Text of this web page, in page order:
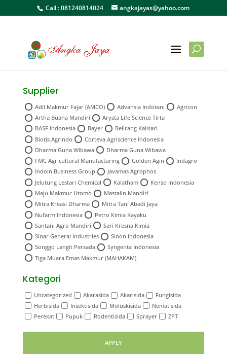
Call :081240814024 angkajayas@yahoo.com
Supplier
Adil Makmur Fajar (AMCO) Advansia Indotani
Agricon
Artha Buana Mandiri
Arysta Life Science Tirta
BASF Indonesia
Bayer
Belirang Kalisari
Biotis Agrindo
Corteva Agriscience Indonesia
Dharma Guna Wibawa
Dharma Guna Wibawa
FMC Agricultural Manufacturing
Golden Agin
Indagro
Indoin Business Group
Javamas Agrophos
Jelutung Lestari Chemical
Kalatham
Kenso Indonesia
Maju Makmur Utomo
Mastalin Mandiri
Mitra Kreasi Dharma
Mitra Tani Abadi Jaya
Nufarm Indonesia
Petro Kimia Kayaku
Santani Agro Mandiri
Sari Kresna Kimia
Sinar General Industries
Sinon Indonesia
Songgo Langit Persada
Syngenta Indonesia
Tiga Muara Emas Makmur (MAHAKAM)
Kategori
Uncategorized Akarasida Akarisida
Fungisida
Herbisida
Insektisida Moluskisida
Nematisida
Perekat
Pupuk Rodentisida Sprayer ZPT
APPLY